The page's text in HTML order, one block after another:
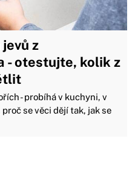
z
- otestujte, kolik z
- probíhá v kuchyni, v
se věci dějí tak, jak se